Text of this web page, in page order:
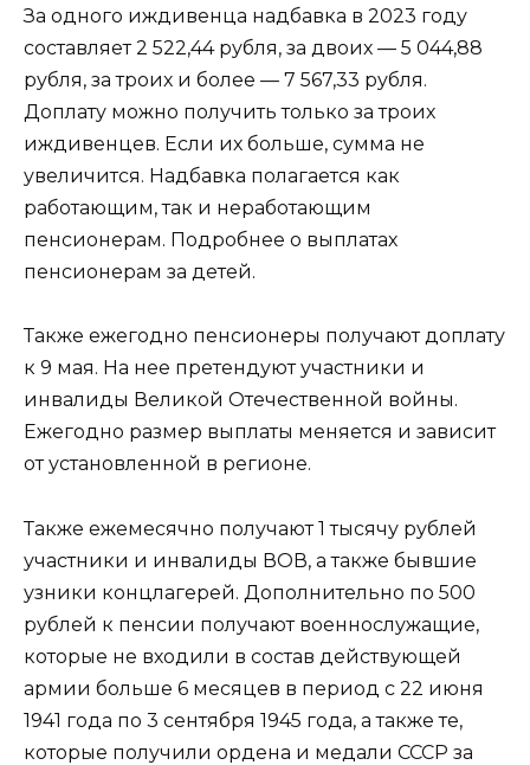
За одного иждивенца надбавка в 2023 году
составляет 2 522,44 рубля, за двоих — 5 044,88
рубля, за троих и более — 7 567,33 рубля.
Доплату можно получить только за троих
иждивенцев. Если их больше, сумма не
увеличится. Надбавка полагается как
работающим, так и неработающим
пенсионерам. Подробнее о выплатах
пенсионерам за детей.
Также ежегодно пенсионеры получают доплату
к 9 мая. На нее претендуют участники и
инвалиды Великой Отечественной войны.
Ежегодно размер выплаты меняется и зависит
от установленной в регионе.
Также ежемесячно получают 1 тысячу рублей
участники и инвалиды ВОВ, а также бывшие
узники концлагерей. Дополнительно по 500
рублей к пенсии получают военнослужащие,
которые не входили в состав действующей
армии больше 6 месяцев в период с 22 июня
1941 года по 3 сентября 1945 года, а также те,
которые получили ордена и медали СССР за